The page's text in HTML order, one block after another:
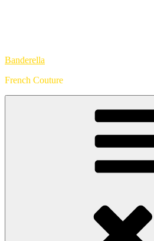
Banderella
French Couture